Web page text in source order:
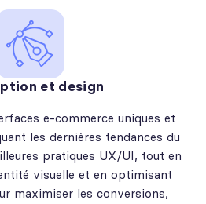
et design
e-commerce uniques et
les dernières tendances du
pratiques UX/UI, tout en
visuelle et en optimisant
maximiser les conversions,